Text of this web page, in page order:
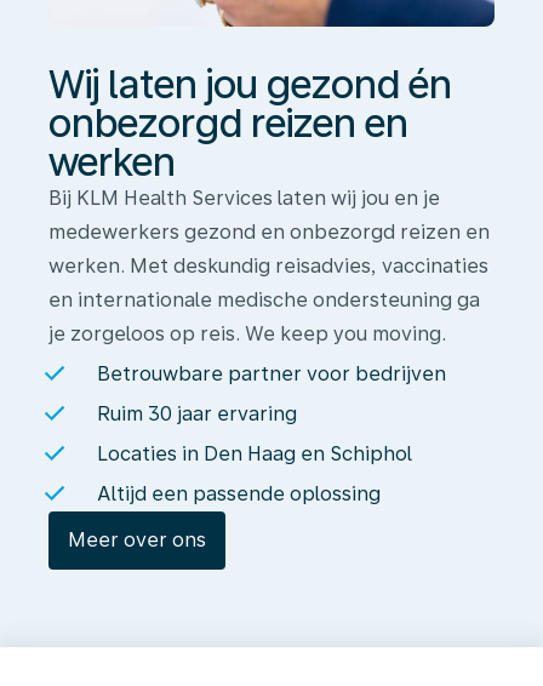
Wij laten jou gezond én
onbezorgd reizen en
werken
Bij KLM Health Services laten wij jou en je
medewerkers gezond en onbezorgd reizen en
werken. Met deskundig reisadvies, vaccinaties
en internationale medische ondersteuning ga
je zorgeloos op reis. We keep you moving.
Betrouwbare partner voor bedrijven
Ruim 30 jaar ervaring
Locaties in Den Haag en Schiphol
Altijd een passende oplossing
Meer over ons